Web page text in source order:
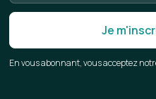
En vous abonnant, vous acceptez